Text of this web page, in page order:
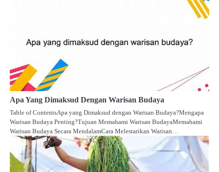
Apa Yang Dimaksud Dengan Warisan Budaya
Table of ContentsApa yang Dimaksud dengan Warisan Budaya?Mengapa
Warisan Budaya Penting?Tujuan Memahami Warisan BudayaMemahami
Warisan Budaya Secara MendalamCara Melestarikan Warisan…